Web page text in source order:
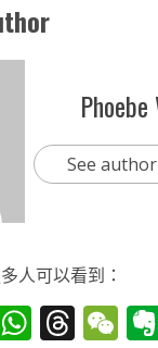
Phoebe
See
人可以看到：